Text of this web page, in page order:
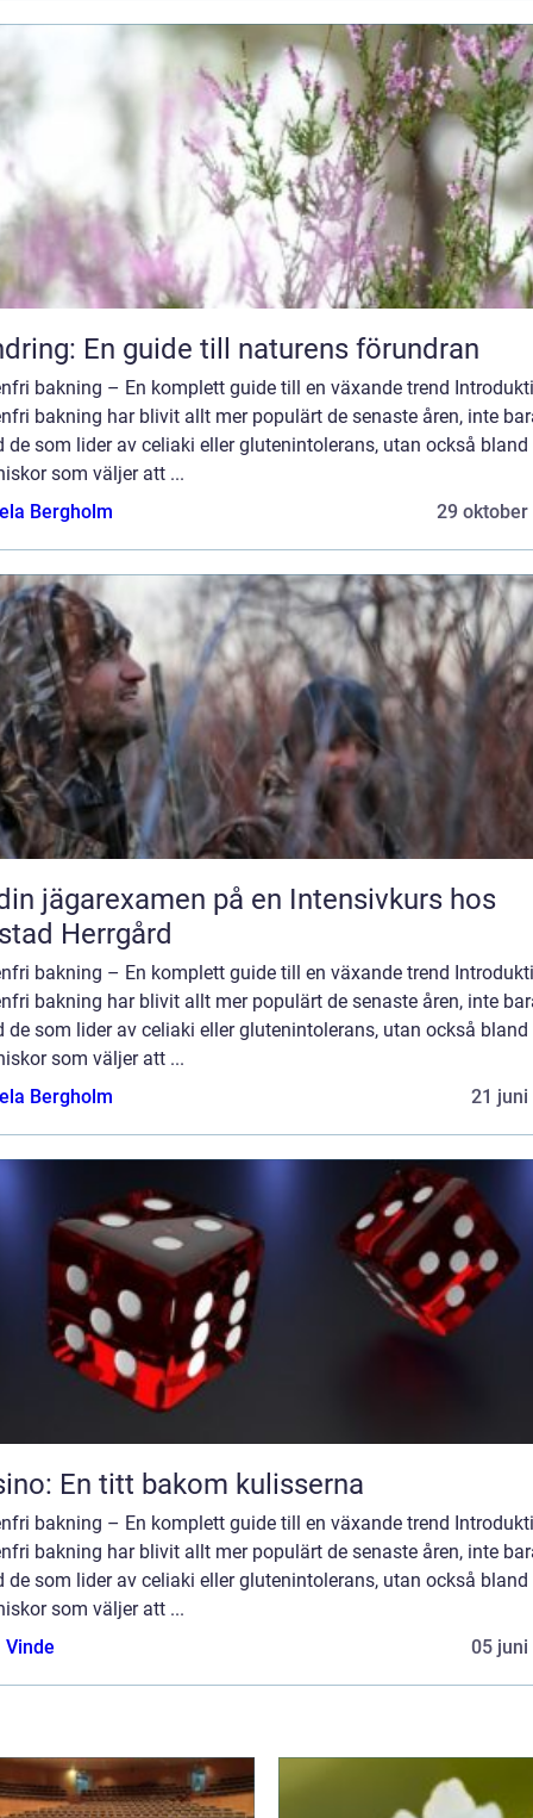
En guide till naturens förundran
bakning – En komplett guide till en växande trend
bakning har blivit allt mer populärt de senaste åren, inte
de som lider av celiaki eller glutenintolerans, utan också bland
som väljer att ...
Bergholm
29 oktober
jägarexamen på en Intensivkurs hos
Herrgård
bakning – En komplett guide till en växande trend
bakning har blivit allt mer populärt de senaste åren, inte
de som lider av celiaki eller glutenintolerans, utan också bland
som väljer att ...
Bergholm
21 juni
En titt bakom kulisserna
bakning – En komplett guide till en växande trend
bakning har blivit allt mer populärt de senaste åren, inte
de som lider av celiaki eller glutenintolerans, utan också bland
som väljer att ...
Vinde
05 juni